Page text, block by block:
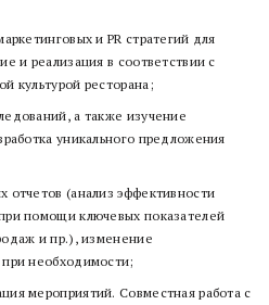
и PR стратегий для
и реализация в соответствии с
культурой ресторана;
а также изучение
уникального предложения
отчетов (анализ эффективности
помощи ключевых показателей
и пр.), изменение
при необходимости;
мероприятий. Совместная работа с